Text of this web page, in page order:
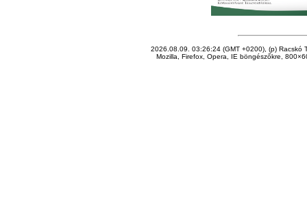
2026.08.09. 03:26:24 (GMT +0200), (p) Racskó
Mozilla, Firefox, Opera, IE böngészőkre,